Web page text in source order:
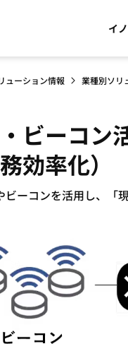
イ
ューション情報 業種別ソリ
ビーコン
効率化）
ーコンを活用し、「